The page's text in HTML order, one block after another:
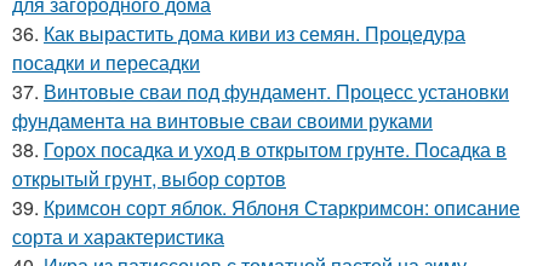
36. Как вырастить дома киви из семян. Процедура
посадки и пересадки
37. Винтовые сваи под фундамент. Процесс установки
фундамента на винтовые сваи своими руками
38. Горох посадка и уход в открытом грунте. Посадка в
открытый грунт, выбор сортов
39. Кримсон сорт яблок. Яблоня Старкримсон: описание
сорта и характеристика